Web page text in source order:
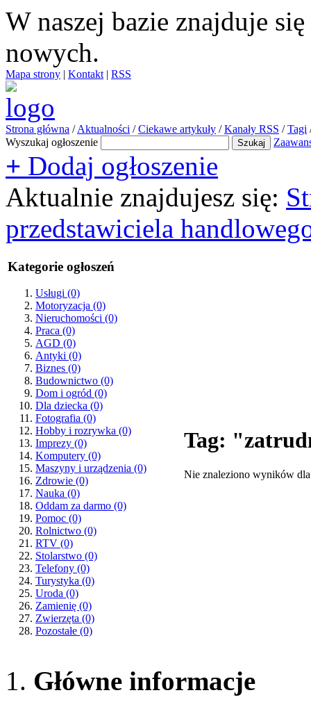
W naszej bazie znajduje się
nowych.
Mapa strony | Kontakt | RSS
Strona główna / Aktualności / Ciekawe artykuły / Kanały RSS / Tagi
Wyszukaj ogłoszenie
+ Dodaj ogłoszenie
Aktualnie znajdujesz się:
przedstawiciela
Kategorie ogłoszeń
Usługi (0)
Motoryzacja (0)
Nieruchomości (0)
Praca (0)
AGD (0)
Antyki (0)
Biznes (0)
Budownictwo (0)
Dom i ogród (0)
Dla dziecka (0)
Fotografia (0)
Hobby i rozrywka (0)
Imprezy (0)
Komputery (0)
Maszyny i urządzenia (0)
Zdrowie (0)
Nauka (0)
Oddam za darmo (0)
Pomoc (0)
Rolnictwo (0)
RTV (0)
Stolarstwo (0)
Telefony (0)
Turystyka (0)
Uroda (0)
Zamienię (0)
Zwierzęta (0)
Pozostałe (0)
Tag:
Nie znaleziono wyników
Główne informacje